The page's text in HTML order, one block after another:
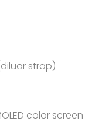
strap)
color screen